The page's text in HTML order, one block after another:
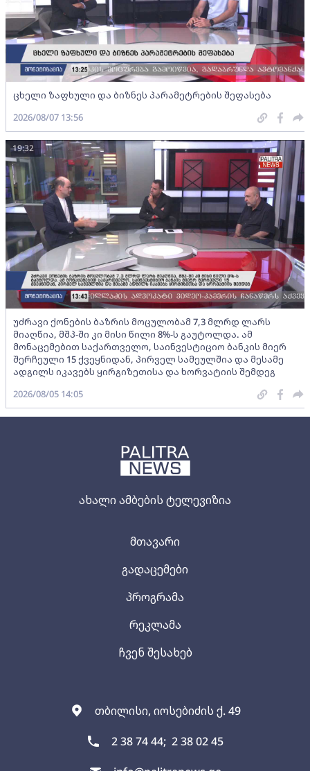
ახალი ამბების ტელევიზია
თბილისი, იოსებიძის ქ. 49
2 38 74 44; 2 38 02 45
მთავარი
გადაცემები
პროგრამა
რეკლამა
ჩვენ შესახებ
ცხელი ზაფხული და ბიზნეს პარამეტრების შეფასება
2026/08/07 13:56
უძრავი ქონების ბაზრის მოცულობამ 7,3 მლრდ ლარს
მიაღწია, მშპ-ში კი მისი წილი 8%-ს გაუტოლდა. ამ
მონაცემებით საქართველო, საინვესტიციო ბანკის მიერ
შერჩეული 15 ქვეყნიდან, პირველ სამეულშია და მესამე
ადგილს იკავებს ყირგიზეთისა და ხორვატიის შემდეგ
19:32
2026/08/05 14:05